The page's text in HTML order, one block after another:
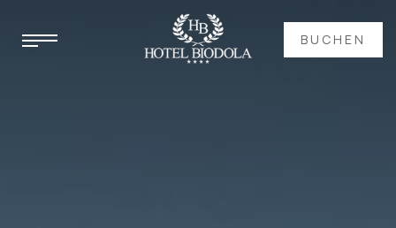
BUCHEN